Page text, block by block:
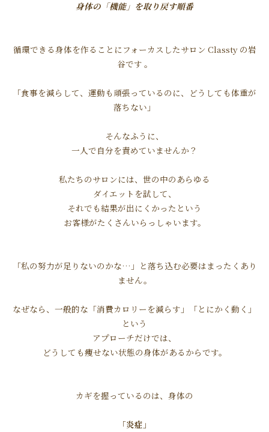
身体の「機能」を取り戻す順番
循環できる身体を作ることにフォーカスしたサロン Classty の岩
谷です 。
「食事を減らして、運動も頑張っているのに、どうしても体重が
落ちない」
そんなふうに、
一人で自分を責めていませんか？
私たちのサロンには、世の中のあらゆる
ダイエットを試して、
それでも結果が出にくかったという
お客様がたくさんいらっしゃいます。
「私の努力が足りないのかな…」と落ち込む必要はまったくあり
ません。
なぜなら、一般的な「消費カロリーを減らす」「とにかく動く」
という
アプローチだけでは、
どうしても痩せない状態の身体があるからです。
カギを握っているのは、身体の
「炎症」